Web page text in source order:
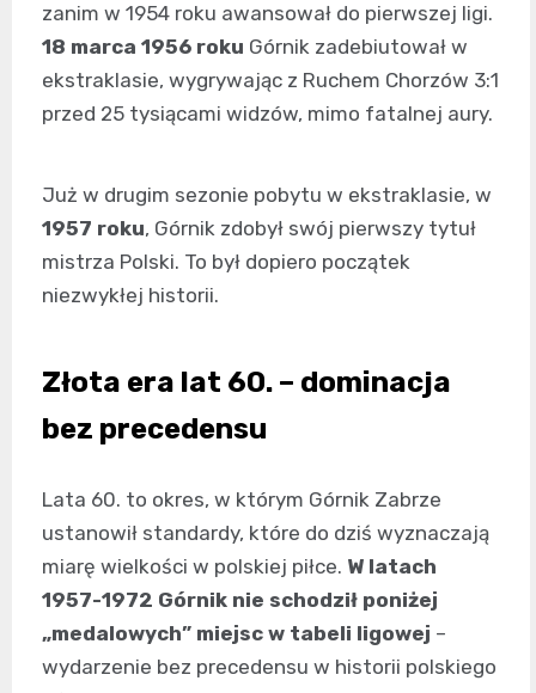
zanim w 1954 roku awansował do pierwszej ligi.
18 marca 1956 roku Górnik zadebiutował w
ekstraklasie, wygrywając z Ruchem Chorzów 3:1
przed 25 tysiącami widzów, mimo fatalnej aury.
Już w drugim sezonie pobytu w ekstraklasie, w
1957 roku, Górnik zdobył swój pierwszy tytuł
mistrza Polski. To był dopiero początek
niezwykłej historii.
Złota era lat 60. – dominacja
bez precedensu
Lata 60. to okres, w którym Górnik Zabrze
ustanowił standardy, które do dziś wyznaczają
miarę wielkości w polskiej piłce. W latach
1957-1972 Górnik nie schodził poniżej
„medalowych” miejsc w tabeli ligowej –
wydarzenie bez precedensu w historii polskiego